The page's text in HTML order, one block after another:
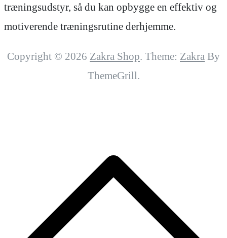
træningsudstyr, så du kan opbygge en effektiv og
motiverende træningsrutine derhjemme.
Copyright © 2026 Zakra Shop. Theme: Zakra By
ThemeGrill.